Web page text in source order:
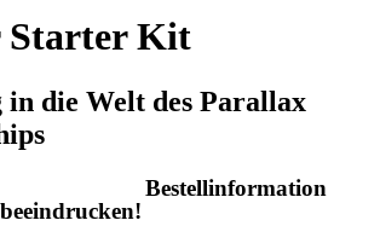
Starter Kit
in die Welt des Parallax
Bestellinformation